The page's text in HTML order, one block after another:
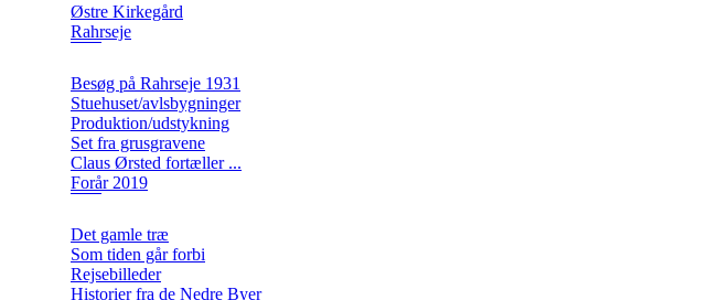
Østre Kirkegård
Rahrseje
Besøg på Rahrseje 1931
Stuehuset/avlsbygninger
Produktion/udstykning
Set fra grusgravene
Claus Ørsted fortæller ...
Forår 2019
Det gamle træ
Som tiden går forbi
Rejsebilleder
Historier fra de Nedre Byer